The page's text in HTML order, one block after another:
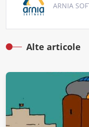
ARNIA
Alte articole